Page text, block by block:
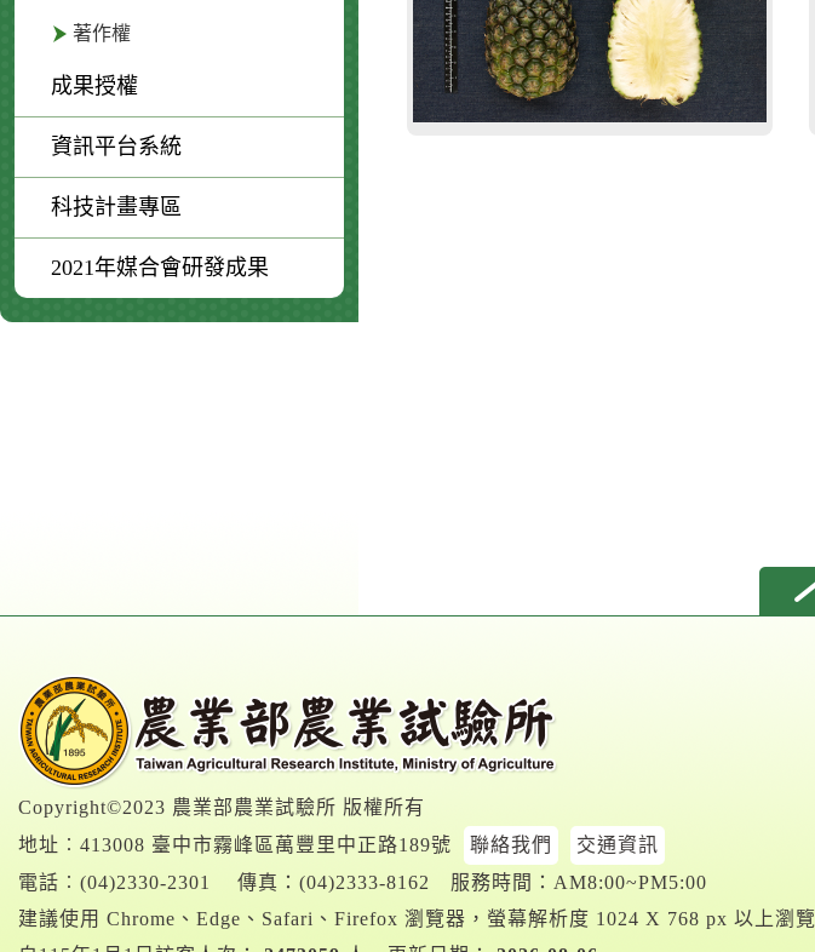
著作權
成果授權
資訊平台系統
科技計畫專區
2021年媒合會研發成果
Copyright©2023 農業部農業試驗所 版權所有
地址︰413008 臺中市霧峰區萬豐里中正路189號
聯絡我們
交通資訊
電話︰ (04)2330-2301 傳真：(04)2333-8162
服務時間：AM8:00~PM5:00
建議使用 Chrome、Edge、Safari、Firefox 瀏覽器，螢幕解析度 1024 X 768 px 以上瀏覽